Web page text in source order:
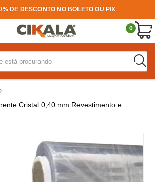
DE DESCONTO NO BOLETO OU PIX
0
Cristal 0,40 mm Revestimento e